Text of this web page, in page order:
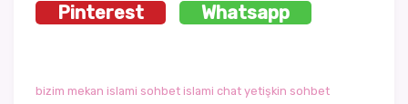
Pinterest
Whatsapp
bizim mekan islami sohbet islami chat yetişkin sohbet